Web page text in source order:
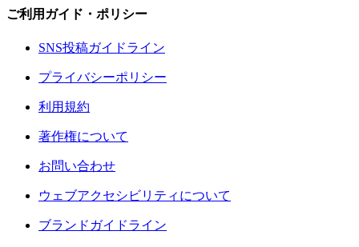
ご利用ガイド・ポリシー
SNS投稿ガイドライン
プライバシーポリシー
利用規約
著作権について
お問い合わせ
ウェブアクセシビリティについて
ブランドガイドライン